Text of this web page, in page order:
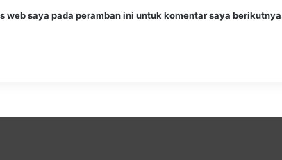
web saya pada peramban ini untuk komentar saya